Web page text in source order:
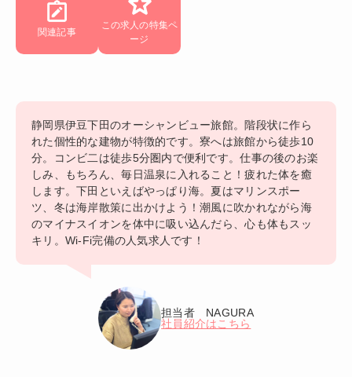
関連記事
この求人の特集ペ
ージ
静岡県伊豆下田のオーシャンビュー旅館。階段状に作ら
れた個性的な建物が特徴的です。寮へは旅館から徒歩10
分。コンビ二は徒歩5分圏内で便利です。仕事の後のお楽
しみ、もちろん、毎日温泉に入れること！疲れた体を癒
します。下田といえばやっぱり海。夏はマリンスポー
ツ、冬は海岸散策に出かけよう！潮風に吹かれながら海
のマイナスイオンを体中に吸い込んだら、心も体もスッ
キリ。Wi-Fi完備の人気求人です！
担当者 NAGURA
社員紹介はこちら